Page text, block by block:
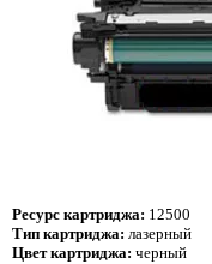
Ресурс картриджа: 12500
Тип картриджа: лазерный
Цвет картриджа: черный